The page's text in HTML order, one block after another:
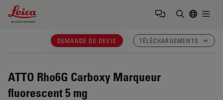
Leica Microsystems Logo
DEMANDE DE DEVIS TÉLÉCHARGEMENTS
ATTO Rho6G Carboxy Marqueur
fluorescent 5 mg